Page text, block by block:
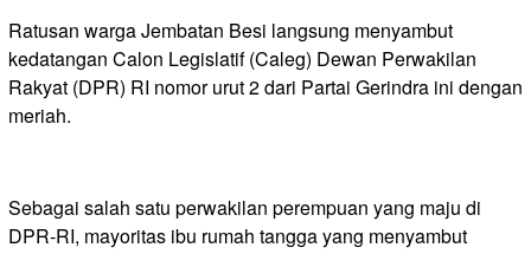
Ratusan warga Jembatan Besi langsung menyambut
kedatangan Calon Legislatif (Caleg) Dewan Perwakilan
Rakyat (DPR) RI nomor urut 2 dari Partai Gerindra ini dengan
meriah.
Sebagai salah satu perwakilan perempuan yang maju di
DPR-RI, mayoritas ibu rumah tangga yang menyambut